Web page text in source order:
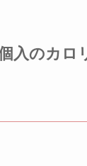
入のカロ